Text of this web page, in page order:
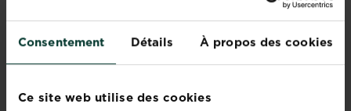
Consentement Détails À propos des cookies
Ce site web utilise des cookies